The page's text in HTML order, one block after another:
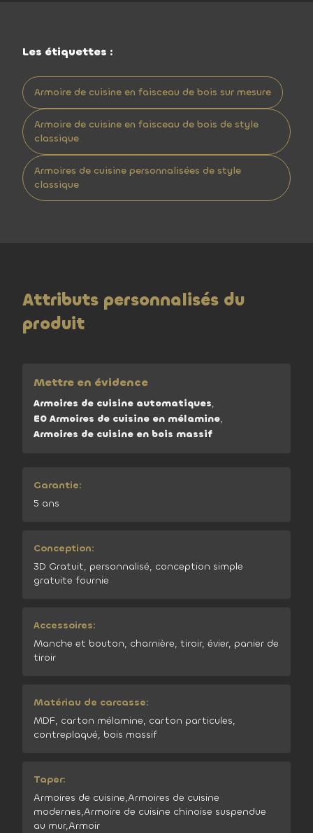
Les étiquettes :
Armoire de cuisine en faisceau de bois sur mesure
Armoire de cuisine en faisceau de bois de style
classique
Armoires de cuisine personnalisées de style
classique
Attributs personnalisés du
produit
Mettre en évidence
Armoires de cuisine automatiques,
E0 Armoires de cuisine en mélamine,
Armoires de cuisine en bois massif
Garantie:
5 ans
Conception:
3D Gratuit, personnalisé, conception simple
gratuite fournie
Accessoires:
Manche et bouton, charnière, tiroir, évier, panier de
tiroir
Matériau de carcasse:
MDF, carton mélamine, carton particules,
contreplaqué, bois massif
Taper:
Armoires de cuisine,Armoires de cuisine
modernes,Armoire de cuisine chinoise suspendue
au mur,Armoir